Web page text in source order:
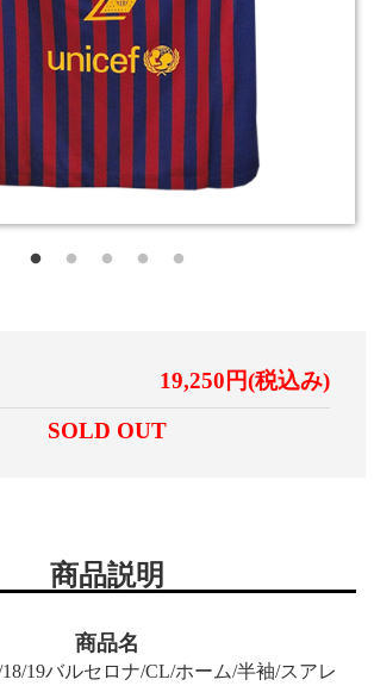
19,250円(税込み)
SOLD OUT
商品説明
商品名
19バルセロナ/CL/ホーム/半袖/スアレ